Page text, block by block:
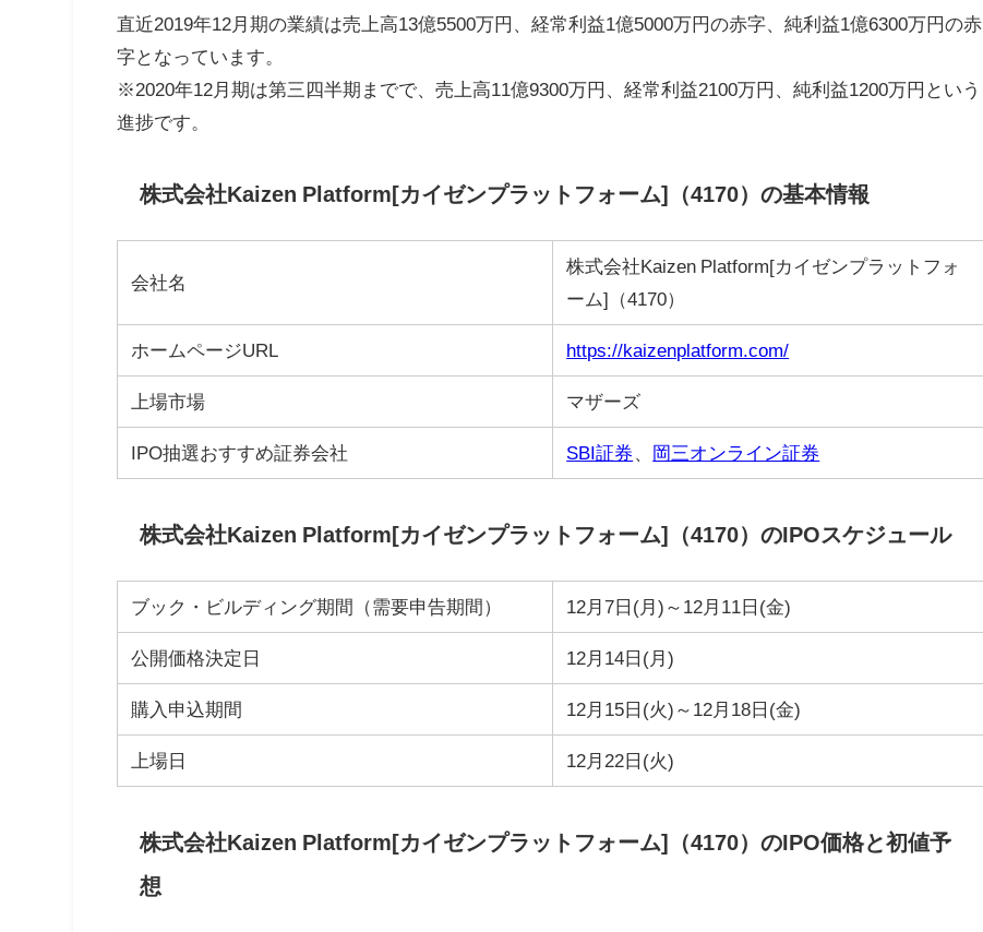
直近2019年12月期の業績は売上高13億5500万円、経常利益1億5000万円の赤字、純利益1億6300万円の赤
字となっています。
※2020年12月期は第三四半期までで、売上高11億9300万円、経常利益2100万円、純利益1200万円という
進捗です。
株式会社Kaizen Platform[カイゼンプラットフォーム]（4170）の基本情報
会社名
株式会社Kaizen Platform[カイゼンプラットフォ
ーム]（4170）
ホームページURL https://kaizenplatform.com/
上場市場 マザーズ
IPO抽選おすすめ証券会社 SBI証券 、 岡三オンライン証券
株式会社Kaizen Platform[カイゼンプラットフォーム]（4170）のIPOスケジュール
ブック・ビルディング期間（需要申告期間） 12月7日(月)～12月11日(金)
公開価格決定日 12月14日(月)
購入申込期間 12月15日(火)～12月18日(金)
上場日 12月22日(火)
株式会社Kaizen Platform[カイゼンプラットフォーム]（4170）のIPO価格と初値予
想